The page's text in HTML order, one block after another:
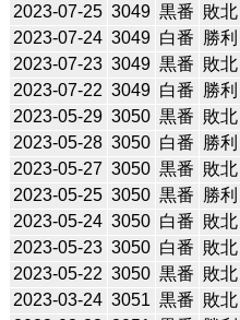
2023-07-25 3049 黒番 敗北
2023-07-24 3049 白番 勝利
2023-07-23 3049 黒番 敗北
2023-07-22 3049 白番 勝利
2023-05-29 3050 黒番 敗北
2023-05-28 3050 白番 勝利
2023-05-27 3050 黒番 敗北
2023-05-25 3050 黒番 勝利
2023-05-24 3050 白番 敗北
2023-05-23 3050 白番 敗北
2023-05-22 3050 黒番 敗北
2023-03-24 3051 黒番 敗北